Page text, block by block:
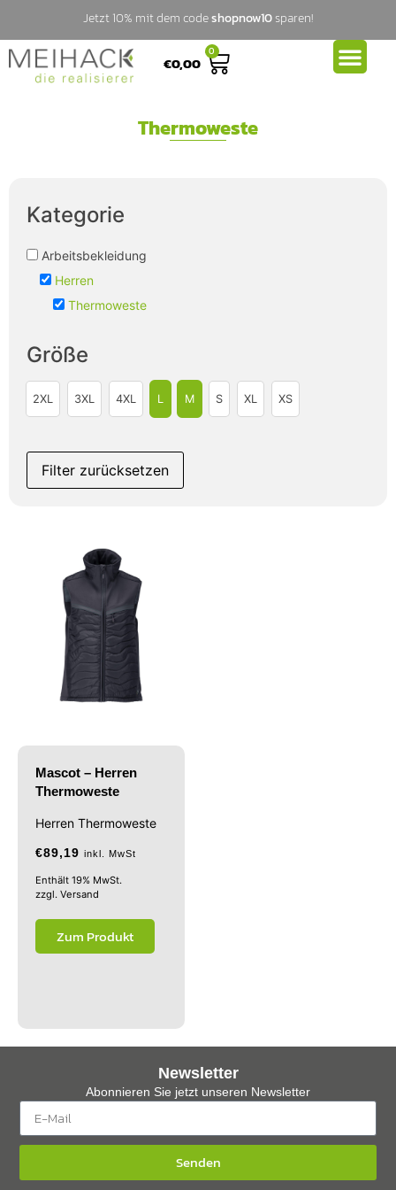
Jetzt 10% mit dem codeshopnow10sparen!
€0,00
0
Thermoweste
Kategorie
Arbeitsbekleidung
Herren
Thermoweste
Größe
2XL 3XL 4XL L M S XL XS
Filter zurücksetzen
Mascot – Herren
Thermoweste
Herren Thermoweste
€89,19 inkl. MwSt
Enthält 19% MwSt.
zzgl. Versand
Zum Produkt
Newsletter
Abonnieren Sie jetzt unseren Newsletter
Senden